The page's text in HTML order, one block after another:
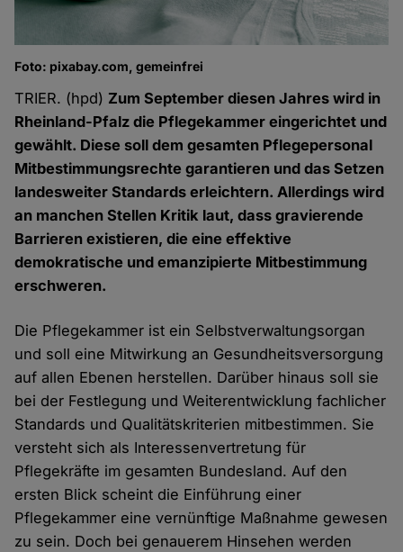
Foto: pixabay.com, gemeinfrei
TRIER. (hpd) Zum September diesen Jahres wird in
Rheinland-Pfalz die Pflegekammer eingerichtet und
gewählt. Diese soll dem gesamten Pflegepersonal
Mitbestimmungsrechte garantieren und das Setzen
landesweiter Standards erleichtern. Allerdings wird
an manchen Stellen Kritik laut, dass gravierende
Barrieren existieren, die eine effektive
demokratische und emanzipierte Mitbestimmung
erschweren.
Die Pflegekammer ist ein Selbstverwaltungsorgan
und soll eine Mitwirkung an Gesundheitsversorgung
auf allen Ebenen herstellen. Darüber hinaus soll sie
bei der Festlegung und Weiterentwicklung fachlicher
Standards und Qualitätskriterien mitbestimmen. Sie
versteht sich als Interessenvertretung für
Pflegekräfte im gesamten Bundesland. Auf den
ersten Blick scheint die Einführung einer
Pflegekammer eine vernünftige Maßnahme gewesen
zu sein. Doch bei genauerem Hinsehen werden